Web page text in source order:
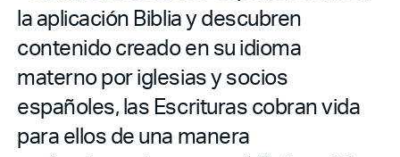
la aplicación Biblia y descubren
contenido creado en su idioma
materno por iglesias y socios
españoles, las Escrituras cobran vida
para ellos de una manera